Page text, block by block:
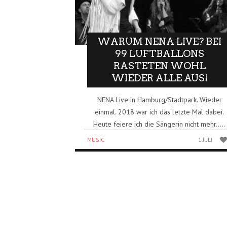
WARUM NENA LIVE? BEI
99 LUFTBALLONS
RASTETEN WOHL
WIEDER ALLE AUS!
NENA Live in Hamburg/Stadtpark. Wieder
einmal. 2018 war ich das letzte Mal dabei.
Heute feiere ich die Sängerin nicht mehr…..
MUSIC 1 JULI